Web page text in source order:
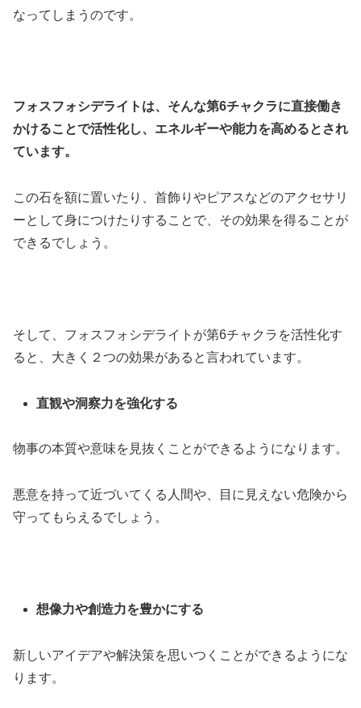
なってしまうのです。
フォスフォシデライトは、そんな第6チャクラに直接働き
かけることで活性化し、エネルギーや能力を高めるとされ
ています。
この石を額に置いたり、首飾りやピアスなどのアクセサリ
ーとして身につけたりすることで、その効果を得ることが
できるでしょう。
そして、フォスフォシデライトが第6チャクラを活性化す
ると、大きく２つの効果があると言われています。
直観や洞察力を強化する
物事の本質や意味を見抜くことができるようになります。
悪意を持って近づいてくる人間や、目に見えない危険から
守ってもらえるでしょう。
想像力や創造力を豊かにする
新しいアイデアや解決策を思いつくことができるようにな
ります。